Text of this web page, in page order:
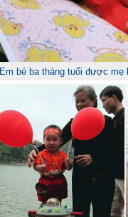
Em bé ba tháng tuổi được